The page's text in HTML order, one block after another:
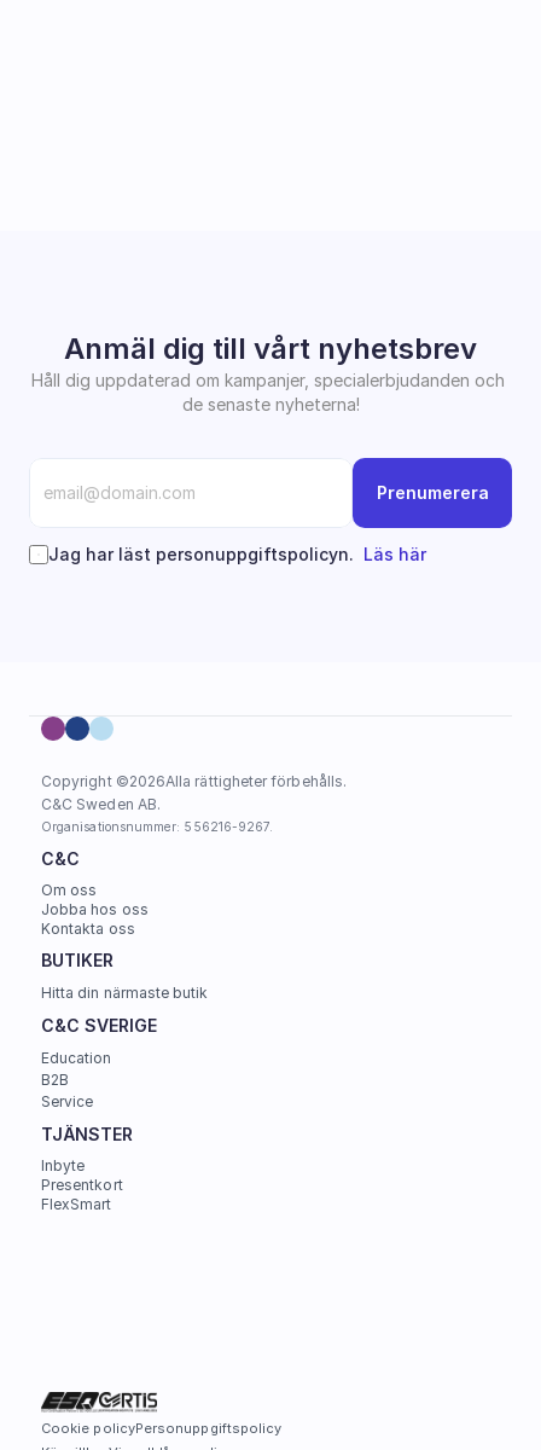
Anmäl dig till vårt nyhetsbrev
Håll dig uppdaterad om kampanjer, specialerbjudanden och
de senaste nyheterna!
Prenumerera
Jag har läst personuppgiftspolicyn. Läs här
Copyright ©2026Alla rättigheter förbehålls.
C&C Sweden AB.
Organisationsnummer: 556216-9267.
C&C
Om oss
Jobba hos oss
Kontakta oss
BUTIKER
Hitta din närmaste butik
C&C SVERIGE
Education
B2B
Service
TJÄNSTER
Inbyte
Presentkort
FlexSmart
Cookie policyPersonuppgiftspolicy